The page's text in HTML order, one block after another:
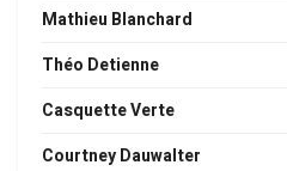
Mathieu Blanchard
Théo Detienne
Casquette Verte
Courtney Dauwalter